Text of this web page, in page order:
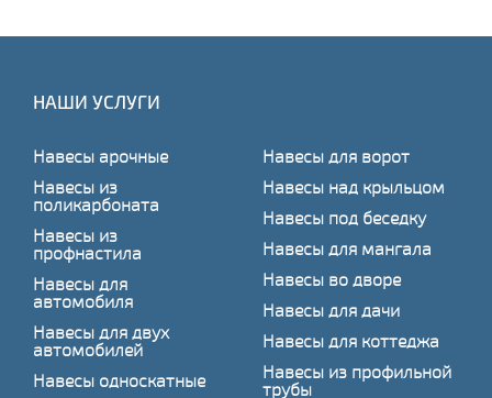
НАШИ УСЛУГИ
Навесы арочные
Навесы из
поликарбоната
Навесы из
профнастила
Навесы для
автомобиля
Навесы для двух
автомобилей
Навесы односкатные
Навесы для ворот
Навесы над крыльцом
Навесы под беседку
Навесы для мангала
Навесы во дворе
Навесы для дачи
Навесы для коттеджа
Навесы из профильной
трубы